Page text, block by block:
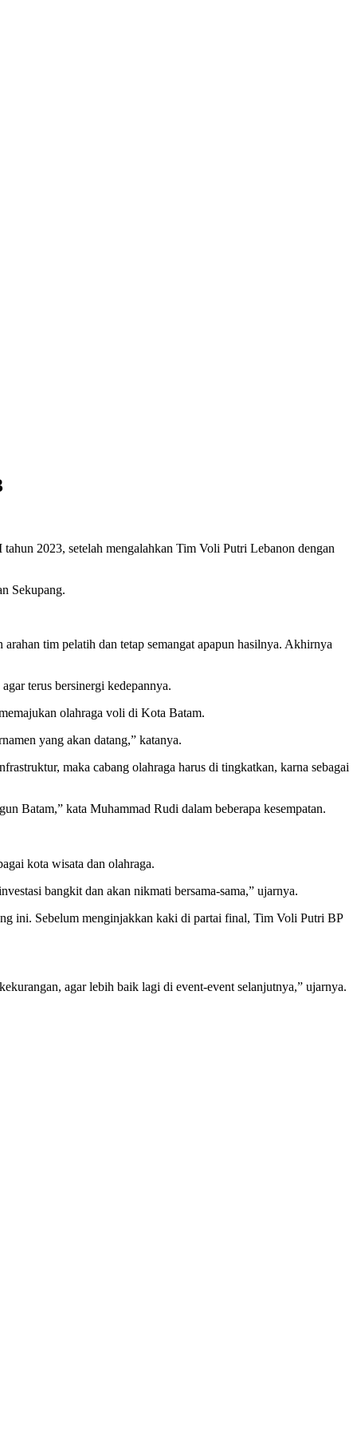
2023, setelah mengalahkan Tim Voli Putri Lebanon dengan
Sekupang.
tim pelatih dan tetap semangat apapun hasilnya. Akhirnya
terus bersinergi kedepannya.
olahraga voli di Kota Batam.
yang akan datang,” katanya.
maka cabang olahraga harus di tingkatkan, karna sebagai
Batam,” kata Muhammad Rudi dalam beberapa kesempatan.
kota wisata dan olahraga.
bangkit dan akan nikmati bersama-sama,” ujarnya.
ini. Sebelum menginjakkan kaki di partai final, Tim Voli Putri BP
agar lebih baik lagi di event-event selanjutnya,” ujarnya.